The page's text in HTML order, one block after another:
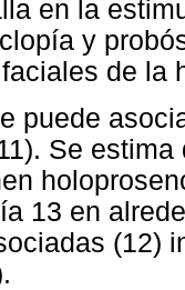
en la
y
de la
puede
Se
13 en
(12)